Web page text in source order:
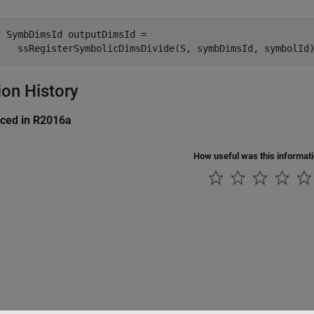
SymbDimsId outputDimsId =
ssRegisterSymbolicDimsDivide(S, symbDimsId,
History
in R2016a
How useful was this